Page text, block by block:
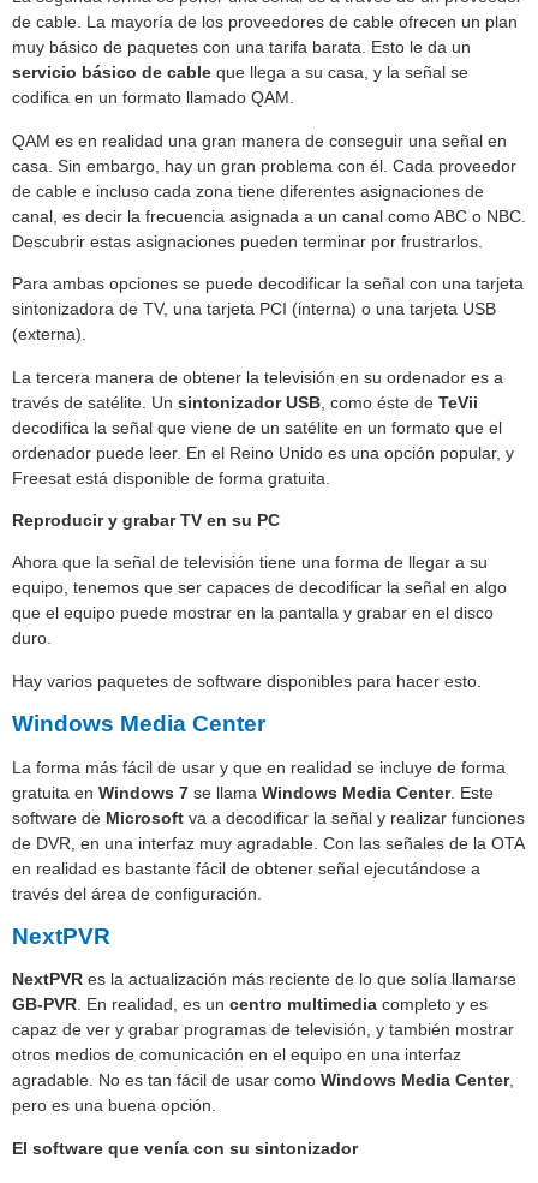
de cable. La mayoría de los proveedores de cable ofrecen un plan
muy básico de paquetes con una tarifa barata. Esto le da un
servicio básico de cable que llega a su casa, y la señal se
codifica en un formato llamado QAM.
QAM es en realidad una gran manera de conseguir una señal en
casa. Sin embargo, hay un gran problema con él. Cada proveedor
de cable e incluso cada zona tiene diferentes asignaciones de
canal, es decir la frecuencia asignada a un canal como ABC o NBC.
Descubrir estas asignaciones pueden terminar por frustrarlos.
Para ambas opciones se puede decodificar la señal con una tarjeta
sintonizadora de TV, una tarjeta PCI (interna) o una tarjeta USB
(externa).
La tercera manera de obtener la televisión en su ordenador es a
través de satélite. Un sintonizador USB , como éste de TeVii
decodifica la señal que viene de un satélite en un formato que el
ordenador puede leer. En el Reino Unido es una opción popular, y
Freesat está disponible de forma gratuita.
Reproducir y grabar TV en su PC
Ahora que la señal de televisión tiene una forma de llegar a su
equipo, tenemos que ser capaces de decodificar la señal en algo
que el equipo puede mostrar en la pantalla y grabar en el disco
duro.
Hay varios paquetes de software disponibles para hacer esto.
Windows Media Center
La forma más fácil de usar y que en realidad se incluye de forma
gratuita en Windows 7 se llama Windows Media Center. Este
software de Microsoft va a decodificar la señal y realizar funciones
de DVR, en una interfaz muy agradable. Con las señales de la OTA
en realidad es bastante fácil de obtener señal ejecutándose a
través del área de configuración.
NextPVR
NextPVR es la actualización más reciente de lo que solía llamarse
GB-PVR. En realidad, es un centro multimedia completo y es
capaz de ver y grabar programas de televisión, y también mostrar
otros medios de comunicación en el equipo en una interfaz
agradable. No es tan fácil de usar como Windows Media Center,
pero es una buena opción.
El software que venía con su sintonizador